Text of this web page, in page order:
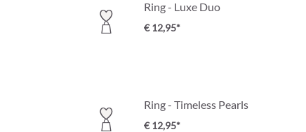
Ring - Luxe Duo
€ 12,95*
Ring - Timeless Pearls
€ 12,95*